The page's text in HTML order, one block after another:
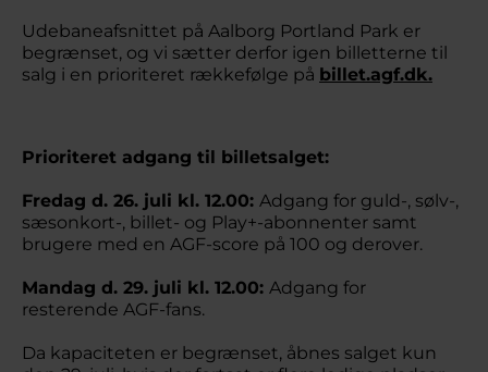
Udebaneafsnittet på Aalborg Portland Park er
begrænset, og vi sætter derfor igen billetterne til
salg i en prioriteret rækkefølge på billet.agf.dk.
Prioriteret adgang til billetsalget:
Fredag d. 26. juli kl. 12.00: Adgang for guld-, sølv-,
sæsonkort-, billet- og Play+-abonnenter samt
brugere med en AGF-score på 100 og derover.
Mandag d. 29. juli kl. 12.00: Adgang for
resterende AGF-fans.
Da kapaciteten er begrænset, åbnes salget kun